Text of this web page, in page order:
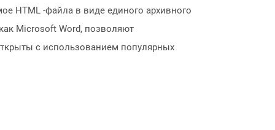
HTML -файла в виде единого архивного
Microsoft Word, позволяют
с использованием популярных